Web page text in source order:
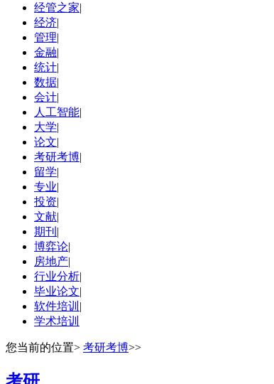
经管之家|
经济|
管理|
金融|
统计|
数据|
会计|
人工智能|
大学|
论文|
考研考博|
留学|
专业|
投资|
文献|
期刊 |
博弈论|
房地产|
行业分析|
毕业论文|
软件培训 |
学术培训
您当前的位置> 考研考博>>